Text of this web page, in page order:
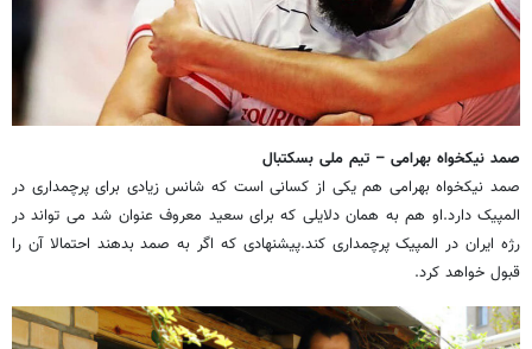
صمد نیکخواه بهرامی – تیم ملی بسکتبال
صمد نیکخواه بهرامی هم یکی از کسانی است که شانس زیادی برای پرچمداری در
المپیک دارد.او هم به همان دلایلی که برای سعید معروف عنوان شد می تواند در
رژه ایران در المپیک پرچمداری کند.پیشنهادی که اگر به صمد بدهند احتمالا آن را
قبول خواهد کرد.